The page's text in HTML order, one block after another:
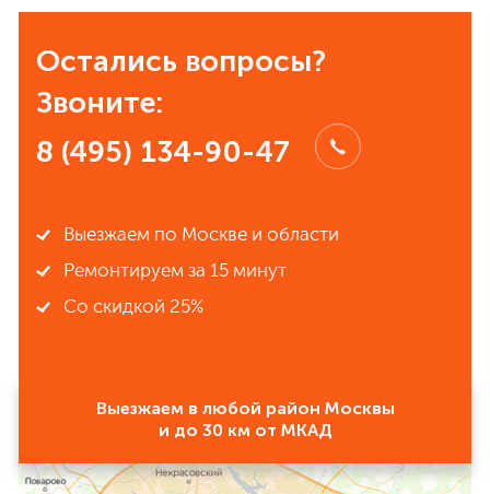
сказал, что это был обычный разовый
Отличный сервис. Честные ребята,
что сегодня большая редкость.
бюджетно.
Остались вопросы?
Звоните:
8 (495) 134-90-47
Выезжаем по Москве и области
Ремонтируем за 15 минут
Со скидкой 25%
Выезжаем в любой район Москвы
и до 30 км от МКАД